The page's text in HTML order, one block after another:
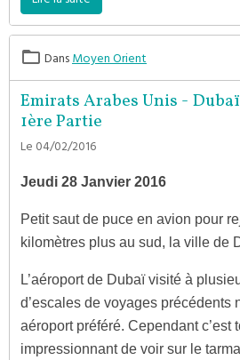
DansMoyen Orient
Emirats Arabes Unis -
1ère Partie
Le 04/02/2016
Jeudi 28 Janvier 2016
Petit saut de puce en avion pour
kilomètres plus au sud, la ville de
L’aéroport de Dubaï visité à
d’escales de voyages précédents
aéroport préféré. Cependant c’est
impressionnant de voir sur le